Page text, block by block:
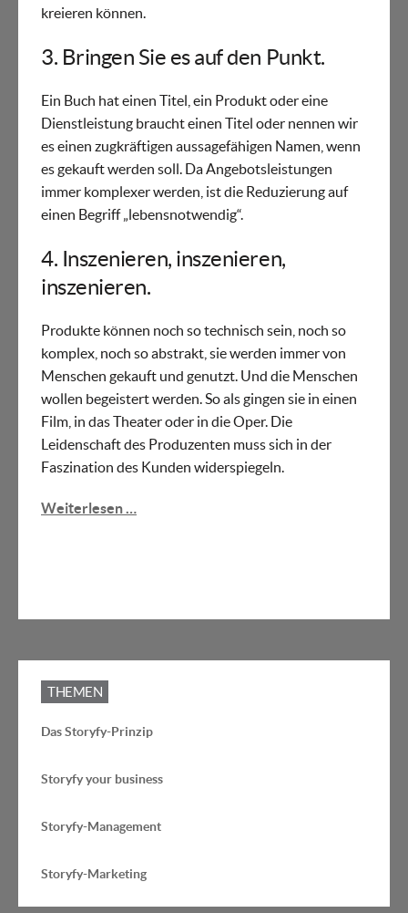
kreieren können.
3. Bringen Sie es auf den Punkt.
Ein Buch hat einen Titel, ein Produkt oder eine
Dienstleistung braucht einen Titel oder nennen wir
es einen zugkräftigen aussagefähigen Namen, wenn
es gekauft werden soll. Da Angebotsleistungen
immer komplexer werden, ist die Reduzierung auf
einen Begriff „lebensnotwendig“.
4. Inszenieren, inszenieren,
inszenieren.
Produkte können noch so technisch sein, noch so
komplex, noch so abstrakt, sie werden immer von
Menschen gekauft und genutzt. Und die Menschen
wollen begeistert werden. So als gingen sie in einen
Film, in das Theater oder in die Oper. Die
Leidenschaft des Produzenten muss sich in der
Faszination des Kunden widerspiegeln.
Weiterlesen …
THEMEN
Das Storyfy-Prinzip
Storyfy your business
Storyfy-Management
Storyfy-Marketing